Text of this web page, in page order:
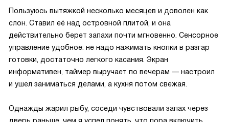
Пользуюсь вытяжкой несколько месяцев и доволен как
слон. Ставил её над островной плитой, и она
действительно берет запахи почти мгновенно. Сенсорное
управление удобное: не надо нажимать кнопки в разгар
готовки, достаточно легкого касания. Экран
информативен, таймер выручает по вечерам — настроил
и ушел заниматься делами, а кухня потом свежая.
Однажды жарил рыбу, соседи чувствовали запах через